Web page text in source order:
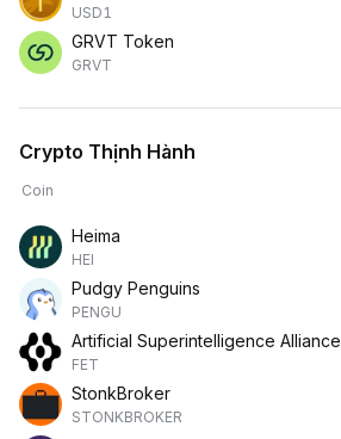
USD1
GRVT Token
GRVT
Crypto Thịnh Hành
Coin
Heima
HEI
Pudgy Penguins
PENGU
Artificial Superintelligence Alliance
FET
StonkBroker
STONKBROKER